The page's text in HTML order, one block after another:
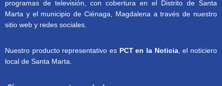
programas de televisión, con cobertura en el Distrito de Santa
Marta y el municipio de Ciénaga, Magdalena a través de nuestro
sitio web y redes sociales.
Nuestro producto representativo es PCT en la Noticia, el noticiero
local de Santa Marta.